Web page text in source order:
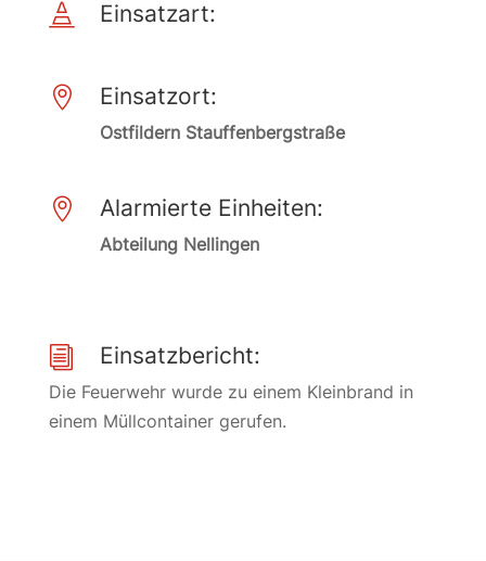
 Einsatzart:
 Einsatzort:
Ostfildern Stauffenbergstraße
 Alarmierte Einheiten:
Abteilung Nellingen
i Einsatzbericht:
Die Feuerwehr wurde zu einem Kleinbrand in
einem Müllcontainer gerufen.